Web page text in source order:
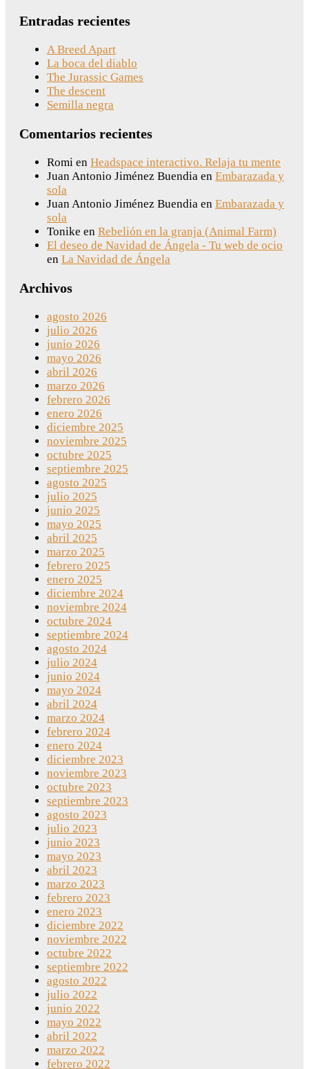
Entradas recientes
A Breed Apart
La boca del diablo
The Jurassic Games
The descent
Semilla negra
Comentarios recientes
Romi en Headspace interactivo. Relaja tu mente
Juan Antonio Jiménez Buendia en Embarazada y
sola
Juan Antonio Jiménez Buendia en Embarazada y
sola
Tonike en Rebelión en la granja (Animal Farm)
El deseo de Navidad de Ángela - Tu web de ocio
en La Navidad de Ángela
Archivos
agosto 2026
julio 2026
junio 2026
mayo 2026
abril 2026
marzo 2026
febrero 2026
enero 2026
diciembre 2025
noviembre 2025
octubre 2025
septiembre 2025
agosto 2025
julio 2025
junio 2025
mayo 2025
abril 2025
marzo 2025
febrero 2025
enero 2025
diciembre 2024
noviembre 2024
octubre 2024
septiembre 2024
agosto 2024
julio 2024
junio 2024
mayo 2024
abril 2024
marzo 2024
febrero 2024
enero 2024
diciembre 2023
noviembre 2023
octubre 2023
septiembre 2023
agosto 2023
julio 2023
junio 2023
mayo 2023
abril 2023
marzo 2023
febrero 2023
enero 2023
diciembre 2022
noviembre 2022
octubre 2022
septiembre 2022
agosto 2022
julio 2022
junio 2022
mayo 2022
abril 2022
marzo 2022
febrero 2022